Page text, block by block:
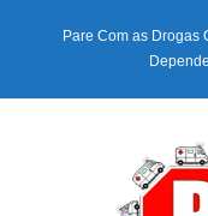
conteúdo
Pare Com as Drogas